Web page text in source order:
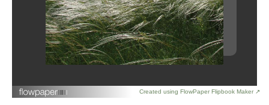
Created using FlowPaper Flipbook Maker ↗